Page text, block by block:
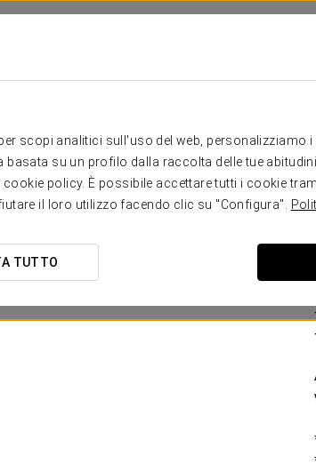
scopi analitici sull'uso del web, personalizziamo
basata su un profilo dalla raccolta delle tue
policy. È possibile accettare tutti i cookie
il loro utilizzo facendo clic su "Configura".
TUTTO